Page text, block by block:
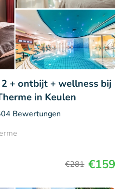
+ ontbijt + wellness bij
in Keulen
Bewertungen
€281 €159